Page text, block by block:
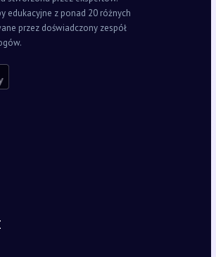
edukacyjne z ponad 20 różnych
przez doświadczony zespół